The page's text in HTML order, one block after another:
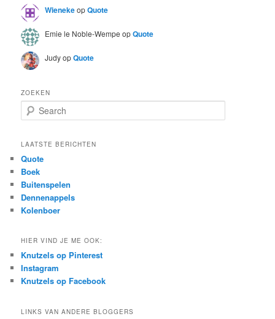
WienekeopQuote
Emie le Noble-Wempe opQuote
JudyopQuote
ZOEKEN
e
r
h
LAATSTE BERICHTEN
Quote
Boek
Buitenspelen
Dennenappels
Kolenboer
HIER VIND JE ME OOK:
Knutzels op Pinterest
Instagram
Knutzels op Facebook
LINKS VAN ANDERE BLOGGERS